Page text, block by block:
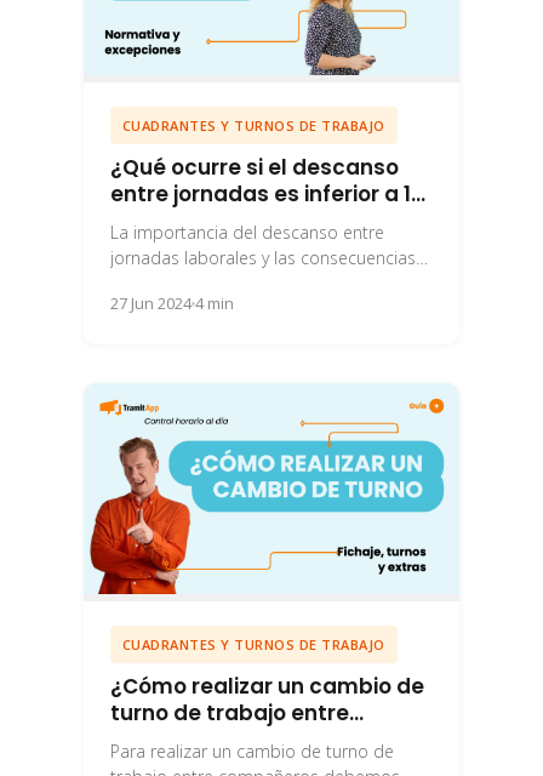
CUADRANTES Y TURNOS DE TRABAJO
¿Qué ocurre si el descanso
entre jornadas es inferior a 12
horas?
La importancia del descanso entre
jornadas laborales y las consecuencias
12 horas.
27 Jun 20244 min
CUADRANTES Y TURNOS DE TRABAJO
¿Cómo realizar un cambio de
turno de trabajo entre
compañeros?
Para realizar un cambio de turno de